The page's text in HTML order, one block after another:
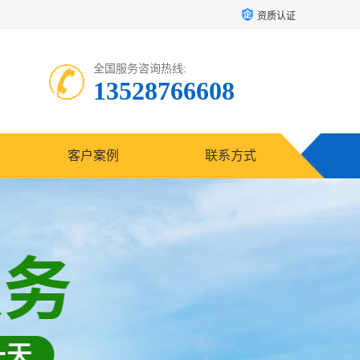
资质认证
全国服务咨询热线:
13528766608
客户案例 联系方式